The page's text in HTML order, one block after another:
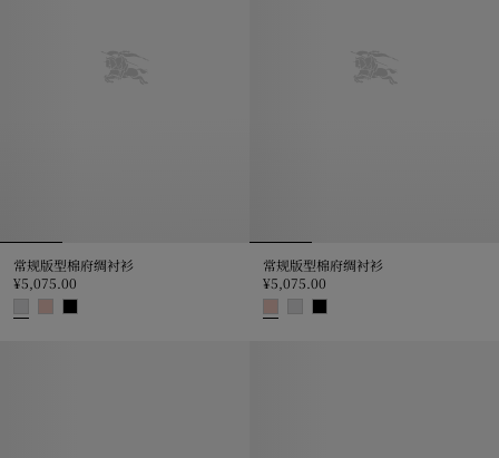
常规版型棉府绸衬衫
¥5,075.00
常规版型棉府绸衬衫
¥5,075.00